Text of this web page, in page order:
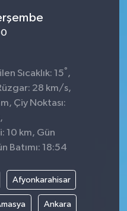
Sıcaklık: 15° ,
28 km/s,
Çiy Noktası:
10 km, Gün
Batımı: 18:54
Afyonkarahisar
Ankara